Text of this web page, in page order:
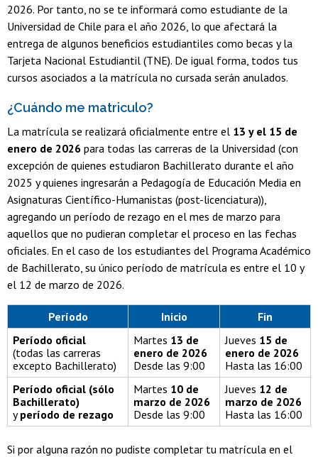
2026. Por tanto, no se te informará como estudiante de la
Universidad de Chile para el año 2026, lo que afectará la
entrega de algunos beneficios estudiantiles como becas y la
Tarjeta Nacional Estudiantil (TNE). De igual forma, todos tus
cursos asociados a la matrícula no cursada serán anulados.
¿Cuándo me matriculo?
La matrícula se realizará oficialmente entre el 13 y el 15 de
enero de 2026 para todas las carreras de la Universidad (con
excepción de quienes estudiaron Bachillerato durante el año
2025 y quienes ingresarán a Pedagogía de Educación Media en
Asignaturas Científico-Humanistas (post-licenciatura)),
agregando un período de rezago en el mes de marzo para
aquellos que no pudieran completar el proceso en las fechas
oficiales. En el caso de los estudiantes del Programa Académico
de Bachillerato, su único período de matrícula es entre el 10 y
el 12 de marzo de 2026.
Período Inicio
Fin
Período oficial
(todas las carreras
excepto Bachillerato)
Martes 13 de
enero de 2026
Desde las 9:00
Jueves 15 de
enero de 2026
Hasta las 16:00
Período oficial (sólo
Bachillerato)
yperíodo de rezago
Martes 10 de
marzo de 2026
Desde las 9:00
Jueves 12 de
marzo de 2026
Hasta las 16:00
Si por alguna razón no pudiste completar tu matrícula en el